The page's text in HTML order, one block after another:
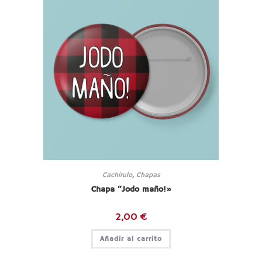
Cachirulo, Chapas
Chapa “Jodo maño!»
2,00 €
Añadir al carrito